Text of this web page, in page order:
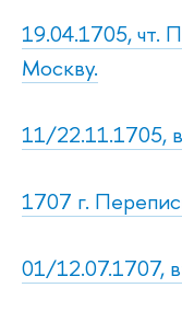
19.04.1705, чт.
Москву.
11/22.11.1705,
1707 г.
01/12.07.1707,